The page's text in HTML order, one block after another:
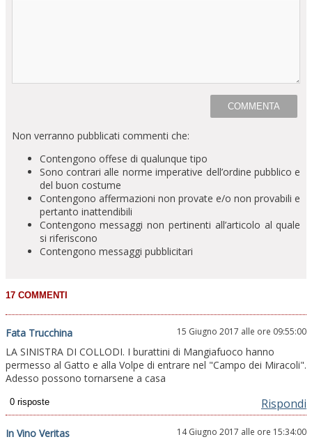
Non verranno pubblicati commenti che:
Contengono offese di qualunque tipo
Sono contrari alle norme imperative dell’ordine pubblico e
del buon costume
Contengono affermazioni non provate e/o non provabili e
pertanto inattendibili
Contengono messaggi non pertinenti all’articolo al quale
si riferiscono
Contengono messaggi pubblicitari
Fata Trucchina 15 Giugno 2017 alle ore 09:55:00
LA SINISTRA DI COLLODI. I burattini di Mangiafuoco hanno
permesso al Gatto e alla Volpe di entrare nel "Campo dei Miracoli".
Adesso possono tornarsene a casa
Rispondi
In Vino Veritas 14 Giugno 2017 alle ore 15:34:00